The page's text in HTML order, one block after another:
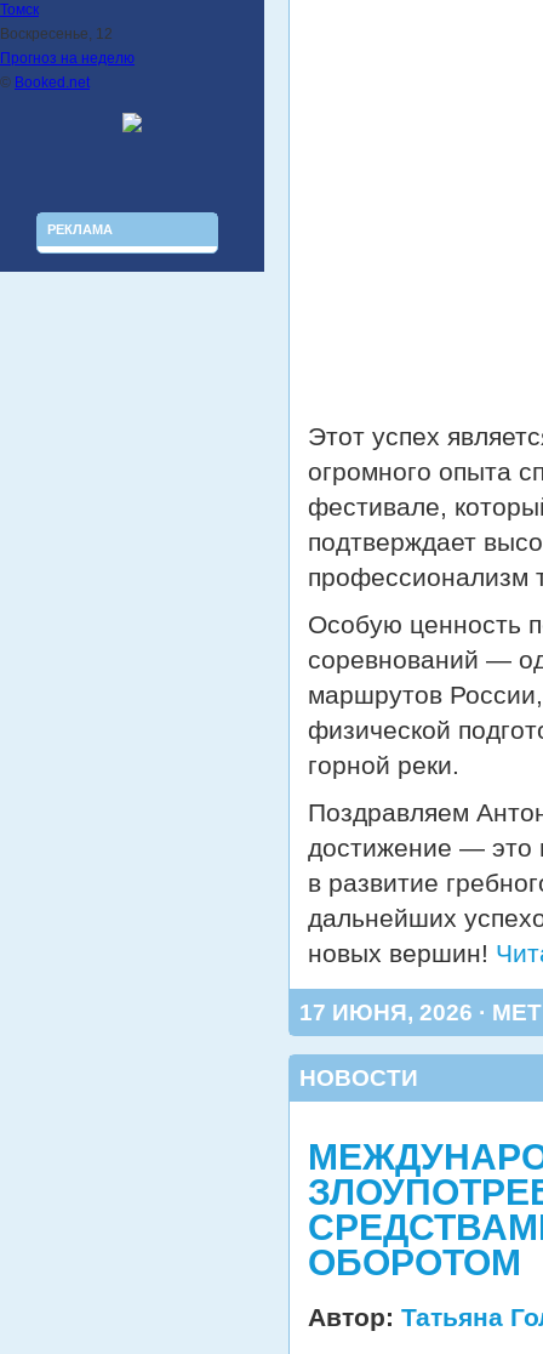
Томск
Воскресенье, 12
Прогноз на неделю
© Booked.net
РЕКЛАМА
Этот успех
огромного опыта
фестивале,
подтверждает
профессионализм
Особую ценность
соревнований —
маршрутов
физической
горной реки.
Поздравляем
достижение — это
в развитие
дальнейших
новых вершин!
17 ИЮНЯ, 2026 ·
НОВОСТИ
ОБОРОТОМ
Автор: Татьяна